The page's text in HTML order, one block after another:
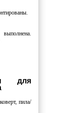
для
пила/